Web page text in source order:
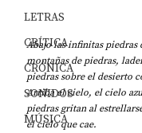
LETRAS
CRÍTICA
CRÓNICA
SONIDOS
MÚSICA
Abajo las infinitas piedras
montañas de piedras,
piedras sobre el desierto
Arriba el cielo, el cielo
piedras gritan al
el cielo que cae.